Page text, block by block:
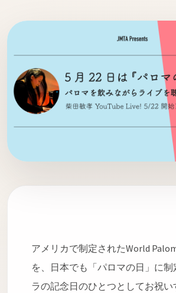
オンラインストアへ
読み物を見る
アメリカで制定されたWorld
を、日本でも「パロマの日」に
ラの記念日のひとつとしてお祝い